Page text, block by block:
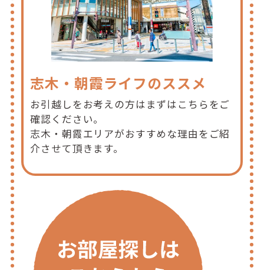
志木・朝霞ライフのススメ
お引越しをお考えの方はまずはこちらをご
確認ください。
志木・朝霞エリアがおすすめな理由をご紹
介させて頂きます。